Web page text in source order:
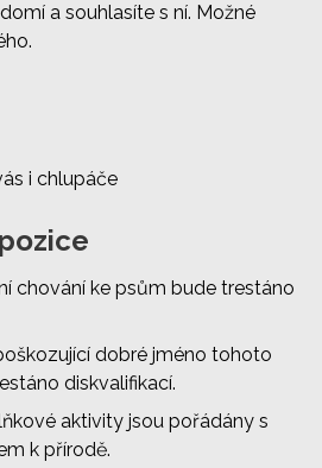
a souhlasíte s ní. Možné
i chlupáče
chování ke psům bude trestáno
dobré jméno tohoto
diskvalifikací.
aktivity jsou pořádány s
k přírodě.